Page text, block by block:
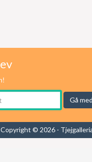
Gå med
Copyright © 2026 -